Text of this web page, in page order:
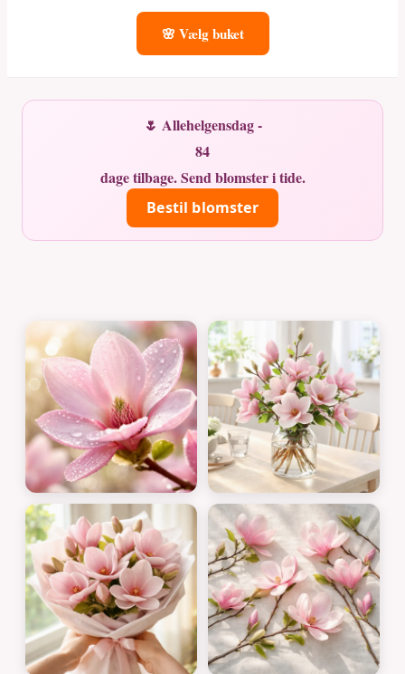
🌸 Vælg buket
🌷 Allehelgensdag -
84
dage tilbage. Send blomster i tide.
Bestil blomster